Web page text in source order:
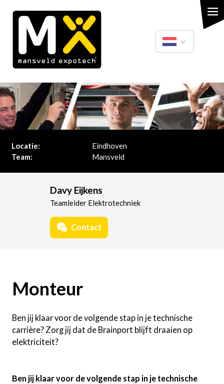
inhoud
gaan
Nederlands
English
Locatie:
Eindhoven
Team:
Mansveld
Davy Eijkens
Teamleider Elektrotechniek
Contact
Monteur
Ben jij klaar voor de volgende stap in je technische
carrière? Zorg jij dat de Brainport blijft draaien op
elektriciteit?
Ben jij klaar voor de volgende stap in je technische